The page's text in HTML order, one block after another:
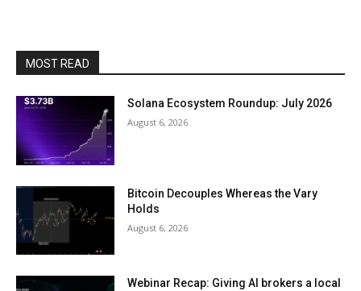
MOST READ
Solana Ecosystem Roundup: July 2026
August 6, 2026
Bitcoin Decouples Whereas the Vary
Holds
August 6, 2026
Webinar Recap: Giving AI brokers a local